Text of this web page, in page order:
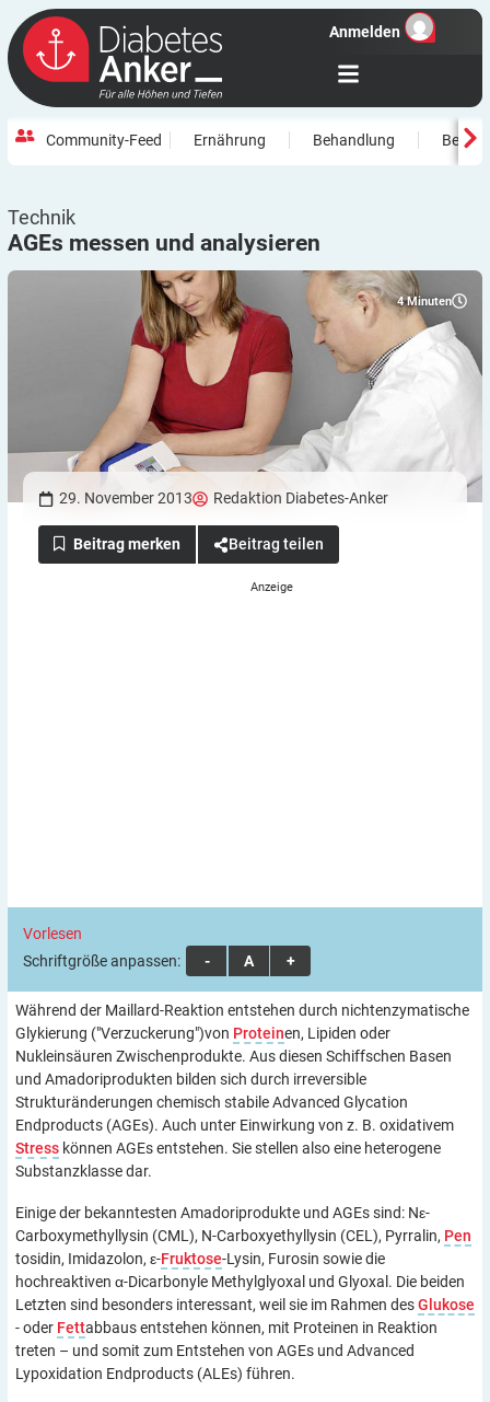
Anmelden
Community-Feed Ernährung Behandlung
Technik
AGEs messen und analysieren
4 Minuten
29. November 2013 Redaktion Diabetes-Anker
Beitrag teilen
Vorlesen
Schriftgröße anpassen:
A A A
Während der Maillard-Reaktion entstehen durch nichtenzymatische
Glykierung ("Verzuckerung")von Proteinen, Lipiden oder
Nukleinsäuren Zwischenprodukte. Aus diesen Schiffschen Basen
und Amadoriprodukten bilden sich durch irreversible
Strukturänderungen chemisch stabile Advanced Glycation
Endproducts (AGEs). Auch unter Einwirkung von z. B. oxidativem
Stress können AGEs entstehen. Sie stellen also eine heterogene
Substanzklasse dar.
Einige der bekanntesten Amadoriprodukte und AGEs sind: Nε-
Carboxymethyllysin (CML), N-Carboxyethyllysin (CEL), Pyrralin, Pen
tosidin, Imidazolon, ε-Fruktose-Lysin, Furosin sowie die
hochreaktiven α-Dicarbonyle Methylglyoxal und Glyoxal. Die beiden
Letzten sind besonders interessant, weil sie im Rahmen desGlukose
- oder Fettabbaus entstehen können, mit Proteinen in Reaktion
treten – und somit zum Entstehen von AGEs und Advanced
Lypoxidation Endproducts (ALEs) führen.